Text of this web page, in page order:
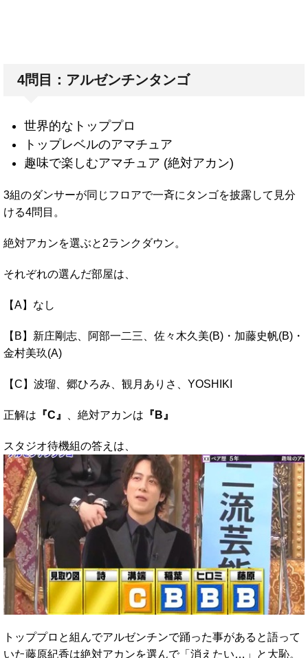
4問目：アルゼンチンタンゴ
世界的なトッププロ
トップレベルのアマチュア
趣味で楽しむアマチュア (絶対アカン)
3組のダンサーが同じフロアで一斉にタンゴを披露して見分
ける4問目。
絶対アカンを選ぶと2ランクダウン。
それぞれの選んだ部屋は、
【A】なし
【B】新庄剛志、阿部一二三、佐々木久美(B)・加藤史帆(B)・
金村美玖(A)
【C】波瑠、郷ひろみ、観月ありさ、YOSHIKI
正解は 『C』 、絶対アカンは 『B』
スタジオ待機組の答えは、
トッププロと組んでアルゼンチンで踊った事があると語って
いた藤原紀香は絶対アカンを選んで「消えたい…」と大恥。